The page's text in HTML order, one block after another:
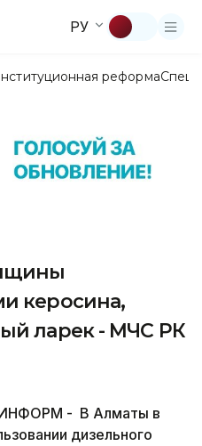
РУ
реформа
керосина,
ларек - МЧС РК
- В Алматы в
дизельного